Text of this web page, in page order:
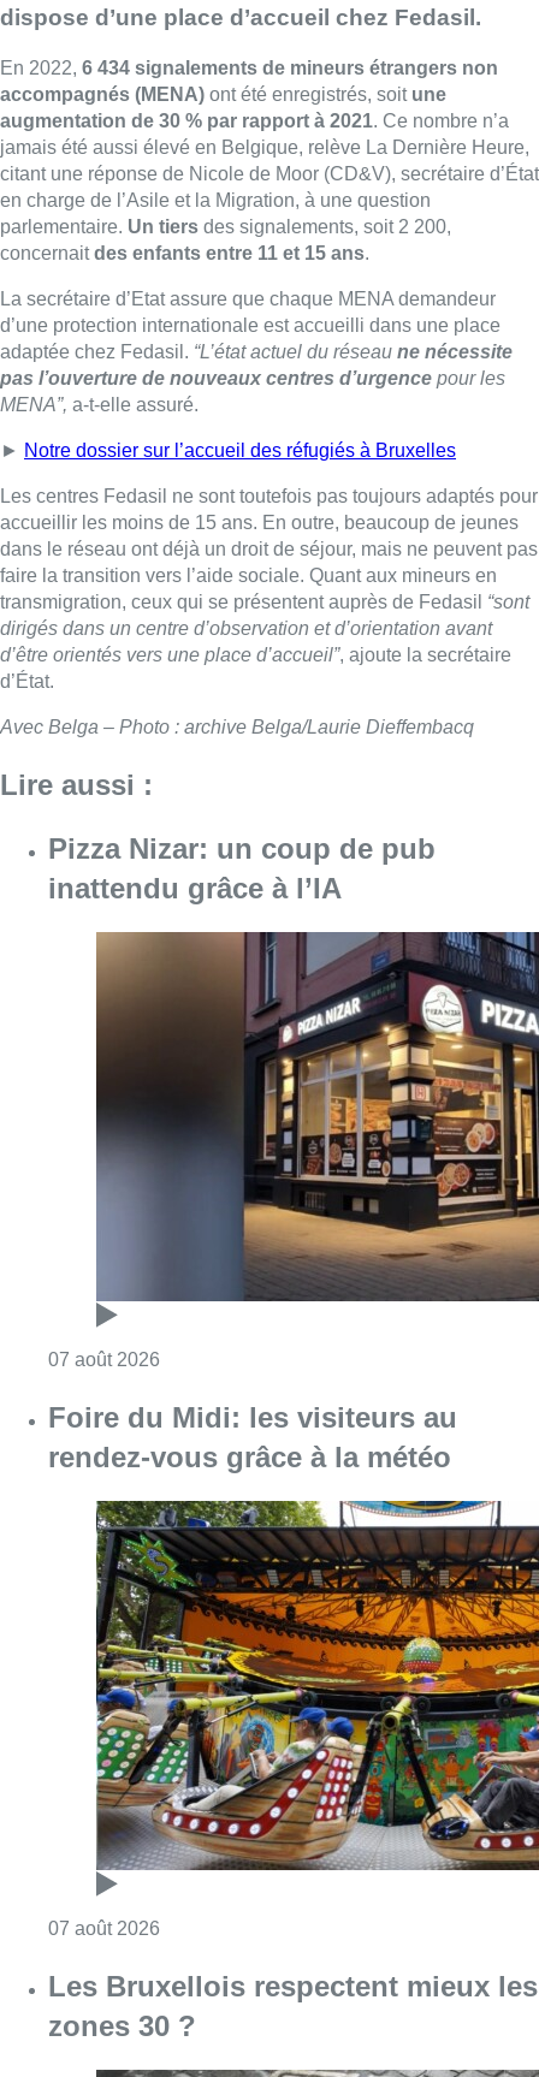
dispose d’une place d’accueil chez Fedasil.
En 2022, 6 434 signalements de mineurs étrangers non
accompagnés (MENA) ont été enregistrés, soit une
augmentation de 30 % par rapport à 2021. Ce nombre n’a
jamais été aussi élevé en Belgique, relève La Dernière Heure,
citant une réponse de Nicole de Moor (CD&V), secrétaire d’État
en charge de l’Asile et la Migration, à une question
parlementaire. Un tiers des signalements, soit 2 200,
concernaitdes enfants entre 11 et 15 ans.
La secrétaire d’Etat assure que chaque MENA demandeur
d’une protection internationale est accueilli dans une place
adaptée chez Fedasil. “L’état actuel du réseau ne nécessite
pas l’ouverture de nouveaux centres d’urgence pour les
MENA”, a-t-elle assuré.
► Notre dossier sur l’accueil des réfugiés à Bruxelles
Les centres Fedasil ne sont toutefois pas toujours adaptés pour
accueillir les moins de 15 ans. En outre, beaucoup de jeunes
dans le réseau ont déjà un droit de séjour, mais ne peuvent pas
faire la transition vers l’aide sociale. Quant aux mineurs en
transmigration, ceux qui se présentent auprès de Fedasil “sont
dirigés dans un centre d’observation et d’orientation avant
d’être orientés vers une place d’accueil”, ajoute la secrétaire
d’État.
Avec Belga – Photo : archive Belga/Laurie Dieffembacq
Lire aussi :
Pizza Nizar: un coup de pub
inattendu grâce à l’IA
07 août 2026
Foire du Midi: les visiteurs au
rendez-vous grâce à la météo
07 août 2026
Les Bruxellois respectent mieux les
zones 30 ?